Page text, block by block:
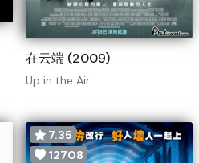
在云端 (2009)
Up in the Air
7.35
12708